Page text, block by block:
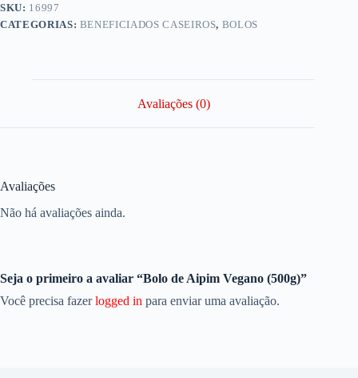
SKU: 16997
CATEGORIAS: BENEFICIADOS CASEIROS, BOLOS
Avaliações (0)
Avaliações
Não há avaliações ainda.
Seja o primeiro a avaliar “Bolo de Aipim Vegano (500g)”
Você precisa fazerlogged in para enviar uma avaliação.